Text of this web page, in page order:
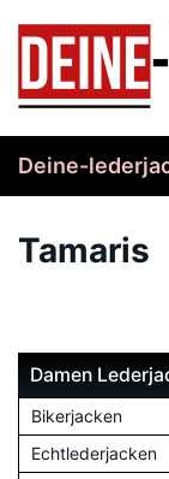
content
Deine-
Tamaris
Damen
Bikerjacken
Echtlederjacken